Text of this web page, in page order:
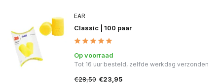
EAR
Classic | 100 paar
Op voorraad
Tot 16 uur besteld, zelfde werkdag verzonden
€28,50 €23,95